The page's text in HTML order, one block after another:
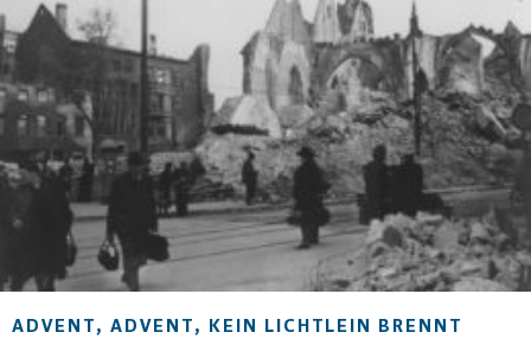
ADVENT, ADVENT, KEIN LICHTLEIN BRENNT